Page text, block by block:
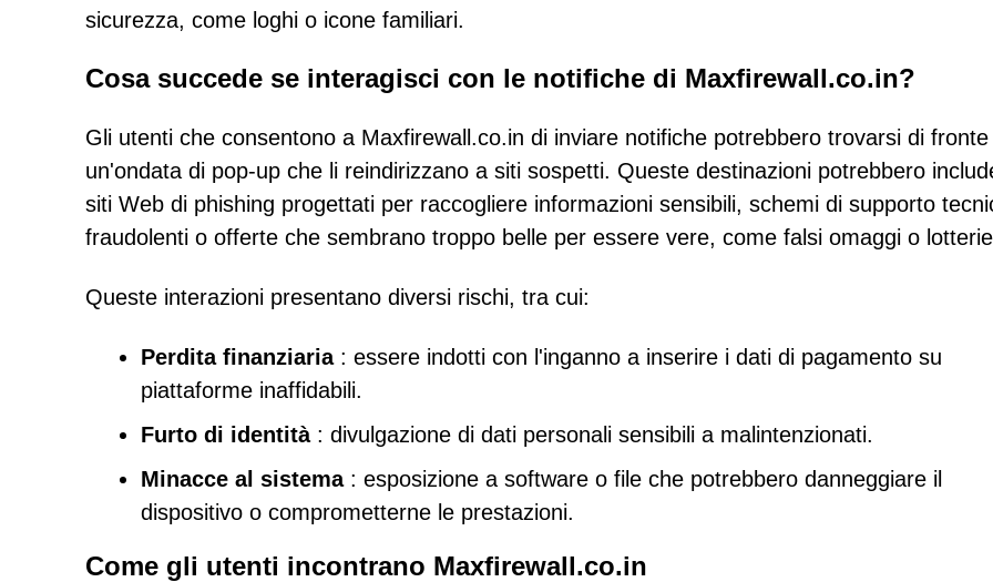
sicurezza, come loghi o icone familiari.
Cosa succede se interagisci con le notifiche di Maxfirewall.co.in?
Gli utenti che consentono a Maxfirewall.co.in di inviare notifiche potrebbero trovarsi di
un'ondata di pop-up che li reindirizzano a siti sospetti. Queste destinazioni potrebbero
siti Web di phishing progettati per raccogliere informazioni sensibili, schemi di supporto
fraudolenti o offerte che sembrano troppo belle per essere vere, come falsi omaggi o
Queste interazioni presentano diversi rischi, tra cui:
Perdita finanziaria: essere indotti con l'inganno a inserire i dati di pagamento su
piattaforme inaffidabili.
Furto di identità: divulgazione di dati personali sensibili a malintenzionati.
Minacce al sistema: esposizione a software o file che potrebbero danneggiare il
dispositivo o comprometterne le prestazioni.
Come gli utenti incontrano Maxfirewall.co.in